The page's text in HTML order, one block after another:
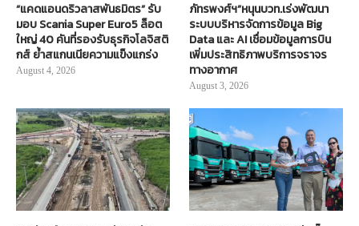
“แคดแอนดริวลาสพันธมิตร” รับ
มอบ Scania Super Euro5 ล็อต
ใหญ่ 40 คันที่รองรับธุรกิจโลจิสติ
กส์ ย้ำสแกนเนียความแข็งแกร่ง
August 4, 2026
ภัทรพงศ์ฯ”หนุนบวท.เร่งพัฒนา
ระบบบริหารจัดการข้อมูล Big
Data และ AI เชื่อมข้อมูลการบิน
เพิ่มประสิทธิภาพบริการจราจร
ทางอากาศ
August 3, 2026